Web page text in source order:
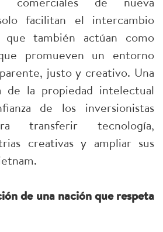
facilitan el intercambio
que también actúan como
promueven un entorno
justo y creativo. Una
de la propiedad intelectual
de los inversionistas
transferir tecnología,
creativas y ampliar sus
de una nación que respeta